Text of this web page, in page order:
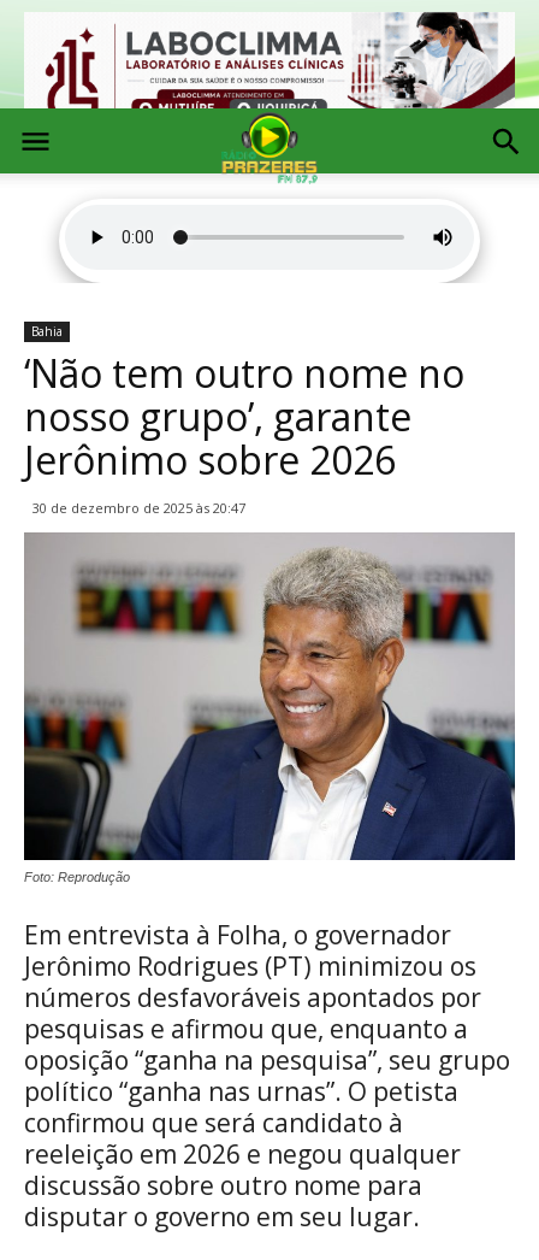
Bahia
‘Não tem outro nome no
nosso grupo’, garante
Jerônimo sobre 2026
30 de dezembro de 2025 às 20:47
Foto: Reprodução
Em entrevista à Folha, o governador
Jerônimo Rodrigues (PT) minimizou os
números desfavoráveis apontados por
pesquisas e afirmou que, enquanto a
oposição “ganha na pesquisa”, seu grupo
político “ganha nas urnas”. O petista
confirmou que será candidato à
reeleição em 2026 e negou qualquer
discussão sobre outro nome para
disputar o governo em seu lugar.